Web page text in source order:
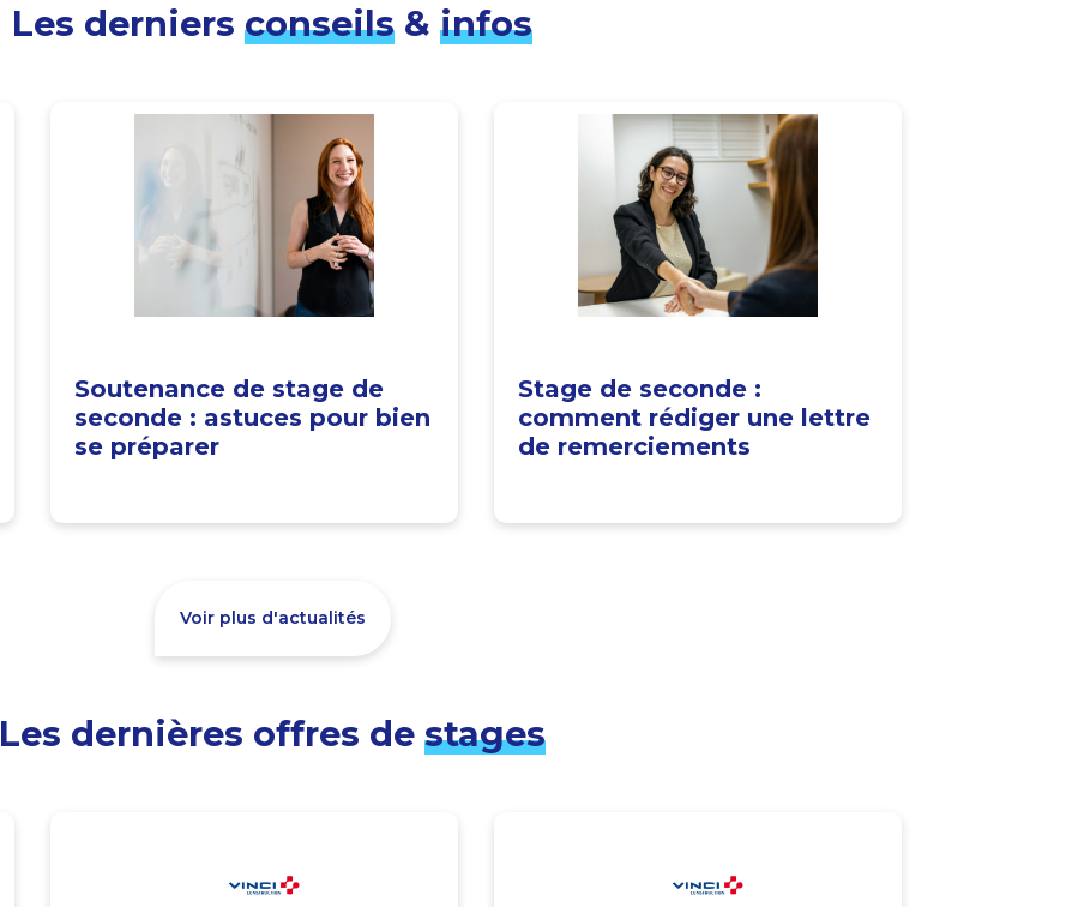
Les derniers conseils & infos
Soutenance de stage de
seconde : astuces pour bien
se préparer
Stage de seconde :
comment rédiger une lettre
de remerciements
Voir plus d'actualités
Les dernières offres de stages